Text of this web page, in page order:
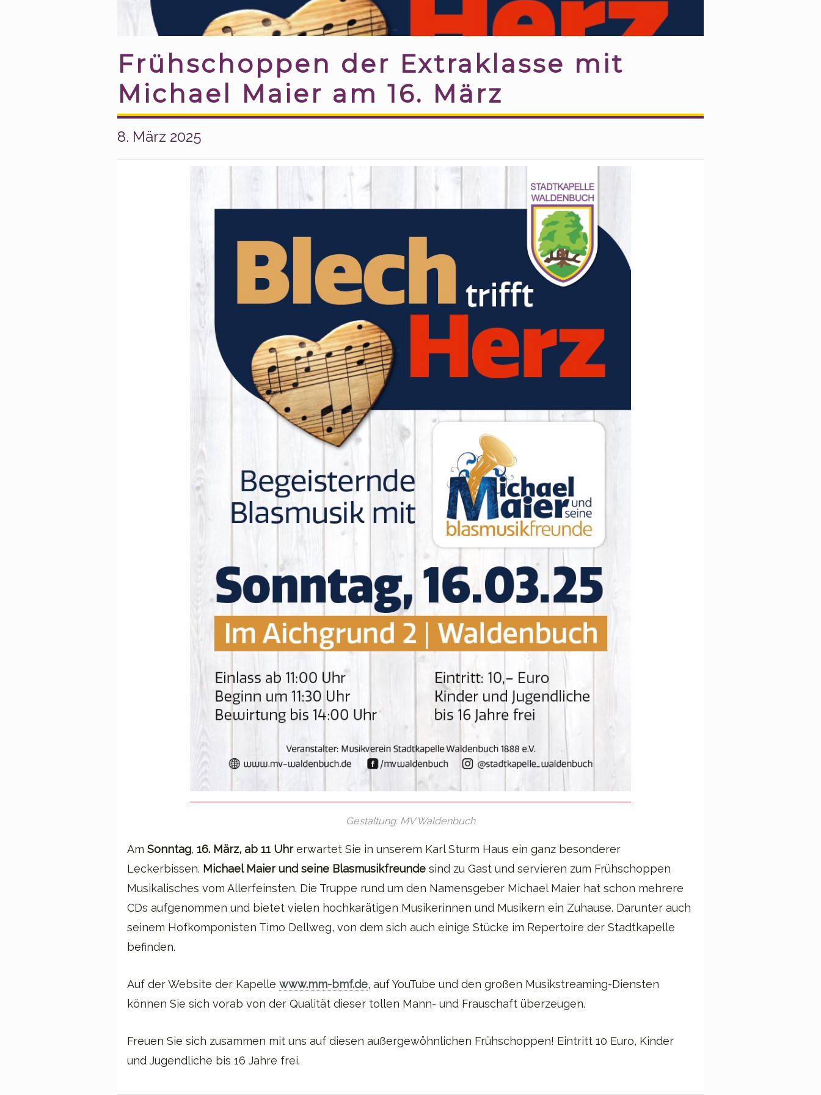
Frühschoppen der Extraklasse mit
Michael Maier am 16. März
8. März 2025
Gestaltung: MV Waldenbuch
Am Sonntag, 16. März, ab 11 Uhrerwartet Sie in unserem Karl Sturm Haus ein ganz besonderer
Leckerbissen. Michael Maier und seine Blasmusikfreunde sind zu Gast und servieren zum Frühschoppen
Musikalisches vom Allerfeinsten. Die Truppe rund um den Namensgeber Michael Maier hat schon mehrere
CDs aufgenommen und bietet vielen hochkarätigen Musikerinnen und Musikern ein Zuhause. Darunter auch
seinem Hofkomponisten Timo Dellweg, von dem sich auch einige Stücke im Repertoire der Stadtkapelle
befinden.
Auf der Website der Kapelle www.mm-bmf.de, auf YouTube und den großen Musikstreaming-Diensten
können Sie sich vorab von der Qualität dieser tollen Mann- und Frauschaft überzeugen.
Freuen Sie sich zusammen mit uns auf diesen außergewöhnlichen Frühschoppen! Eintritt 10 Euro, Kinder
und Jugendliche bis 16 Jahre frei.